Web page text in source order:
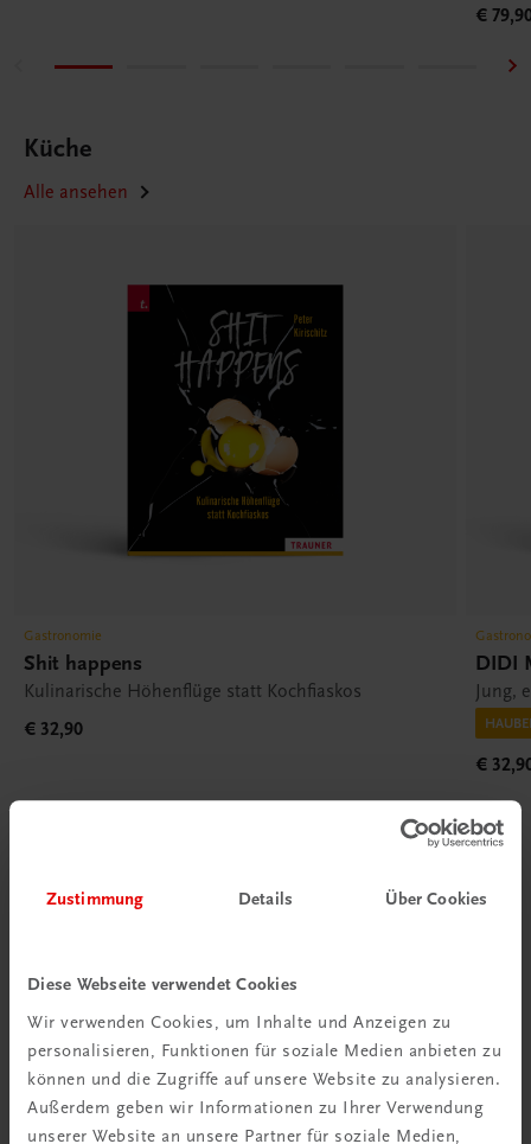
Zustimmung Details Über Cookies
Diese Webseite verwendet Cookies
Wir verwenden Cookies, um Inhalte und Anzeigen zu
personalisieren, Funktionen für soziale Medien anbieten zu
können und die Zugriffe auf unsere Website zu analysieren.
Außerdem geben wir Informationen zu Ihrer Verwendung
unserer Website an unsere Partner für soziale Medien,
€
Küche
Alle ansehen
Gastronomie
Shit happens
Kulinarische Höhenflüge statt Kochfiaskos
€ 32,90
DIDI
Jung,
€